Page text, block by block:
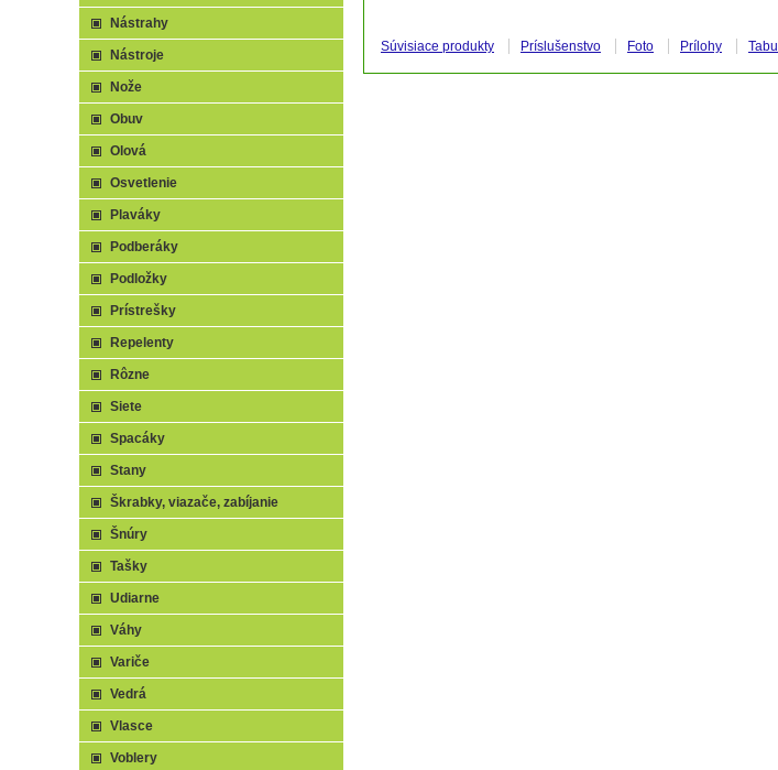
Súvisiace produkty Príslušenstvo Foto Prílohy
Nástrahy
Nástroje
Nože
Obuv
Olová
Osvetlenie
Plaváky
Podberáky
Podložky
Prístrešky
Repelenty
Rôzne
Siete
Spacáky
Stany
Škrabky, viazače, zabíjanie
Šnúry
Tašky
Udiarne
Váhy
Variče
Vedrá
Vlasce
Voblery